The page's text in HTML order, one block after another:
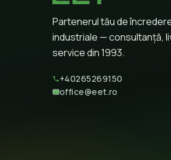
Partenerul tău de
industriale — consultanță,
service din 1993.
+40265269150
office@eet.ro